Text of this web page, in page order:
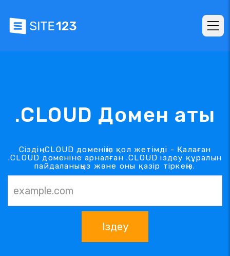
.CLOUD Домен аты
Сіздің .CLOUD доменіңіз қол жетімді - Қалаған
.CLOUD доменіне арналған .CLOUD іздеу құралын
пайдаланыңыз және оны қазір тіркеңіз.
Іздеу